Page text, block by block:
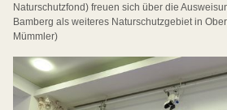
Naturschutzfond) freuen sich über die
Bamberg als weiteres Naturschutzgebiet in
Mümmler)